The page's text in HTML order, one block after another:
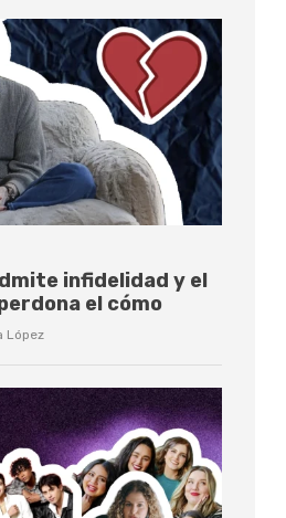
infidelidad y el
el cómo
López